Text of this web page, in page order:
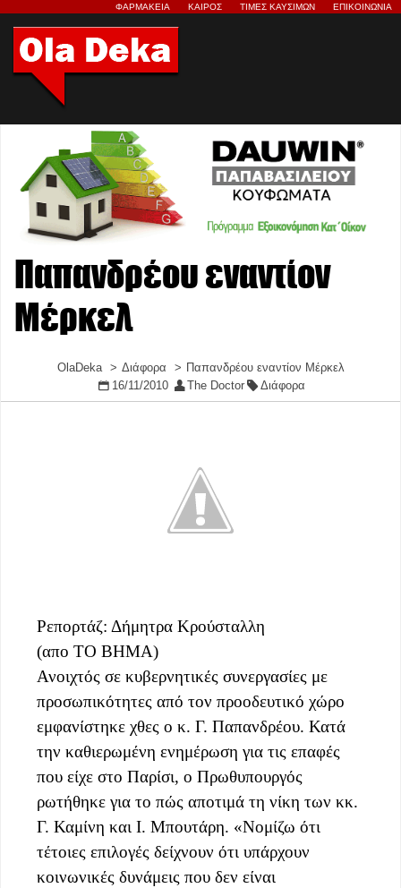
ΦΑΡΜΑΚΕΙΑ ΚΑΙΡΟΣ ΤΙΜΕΣ ΚΑΥΣΙΜΩΝ ΕΠΙΚΟΙΝΩΝΙΑ
Παπανδρέου εναντίον
Μέρκελ
OlaDeka Διάφορα
Παπανδρέου εναντίον Μέρκελ
16/11/2010
The Doctor Διάφορα
Ρεπορτάζ: Δήμητρα Κρούσταλλη
(απο ΤΟ ΒΗΜΑ)
Ανοιχτός σε κυβερνητικές συνεργασίες με
προσωπικότητες από τον προοδευτικό χώρο
εμφανίστηκε χθες ο κ. Γ. Παπανδρέου. Κατά
την καθιερωμένη ενημέρωση για τις επαφές
που είχε στο Παρίσι, ο Πρωθυπουργός
ρωτήθηκε για το πώς αποτιμά τη νίκη των κκ.
Γ. Καμίνη και Ι. Μπουτάρη. «Νομίζω ότι
τέτοιες επιλογές δείχνουν ότι υπάρχουν
κοινωνικές δυνάμεις που δεν είναι